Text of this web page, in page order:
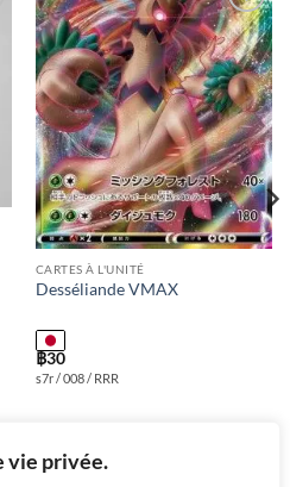
vie privée.
Add to
wishlist
CARTES À L'UNITÉ
Desséliande VMAX
฿30
s7r / 008 / RRR